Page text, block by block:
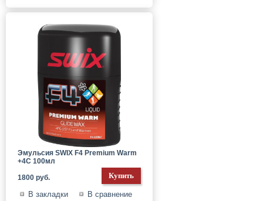
Эмульсия SWIX F4 Premium Warm
+4C 100мл
1800 руб.
В закладки В сравнение